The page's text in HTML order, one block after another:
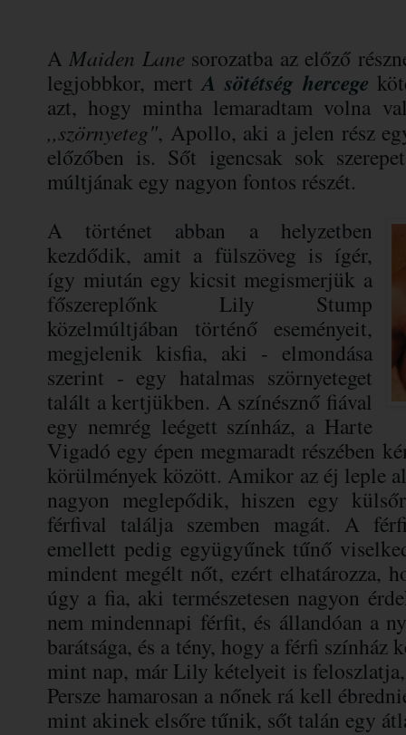
AMaiden Lanesorozatba az előző
legjobbkor, mertA sötétség hercege
azt, hogy mintha lemaradtam volna
,,szörnyeteg", Apollo, aki a jelen rész
előzőben is. Sőt igencsak sok
múltjának egy nagyon fontos részét.
A történet abban a helyzetben
kezdődik, amit a fülszöveg is ígér,
így miután egy kicsit megismerjük a
főszereplőnk Lily Stump
közelmúltjában történő eseményeit,
megjelenik kisfia, aki - elmondása
szerint - egy hatalmas szörnyeteget
talált a kertjükben. A színésznő fiával
egy nemrég leégett színház, a Harte
Vigadó egy épen megmaradt részében
körülmények között. Amikor az éj leple
nagyon meglepődik, hiszen egy
férfival találja szemben magát. A
emellett pedig együgyűnek tűnő
mindent megélt nőt, ezért elhatározza,
úgy a fia, aki természetesen nagyon
nem mindennapi férfit, és állandóan a
barátsága, és a tény, hogy a férfi
mint nap, már Lily kételyeit is
Persze hamarosan a nőnek rá kell
mint akinek elsőre tűnik, sőt talán egy